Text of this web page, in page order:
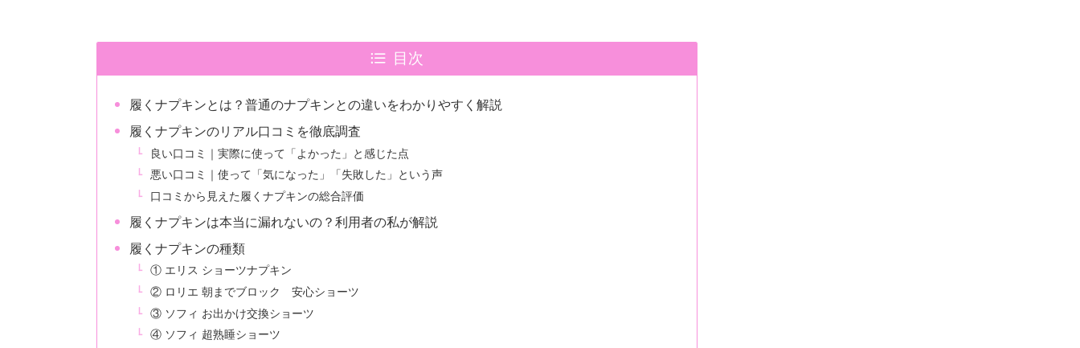
目次
履くナプキンとは？普通のナプキンとの違いをわかりやすく解説
履くナプキンのリアル口コミを徹底調査
良い口コミ｜実際に使って「よかった」と感じた点
悪い口コミ｜使って「気になった」「失敗した」という声
口コミから見えた履くナプキンの総合評価
履くナプキンは本当に漏れないの？利用者の私が解説
履くナプキンの種類
① エリス ショーツナプキン
② ロリエ 朝までブロック 安心ショーツ
③ ソフィ お出かけ交換ショーツ
④ ソフィ 超熟睡ショーツ